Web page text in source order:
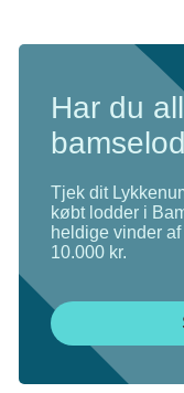
Har du
Tjek dit
købt lodder i
heldige vinder
10.000 kr.